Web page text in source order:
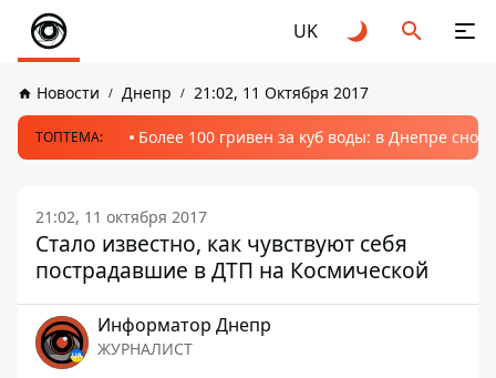
UK
Новости Днепр 21:02, 11 Октября 2017
ТОПТЕМА: Более 100 гривен за куб воды: в Днепре
21:02, 11 октября 2017
Стало известно, как чувствуют себя
пострадавшие в ДТП на Космической
Информатор Днепр
ЖУРНАЛИСТ